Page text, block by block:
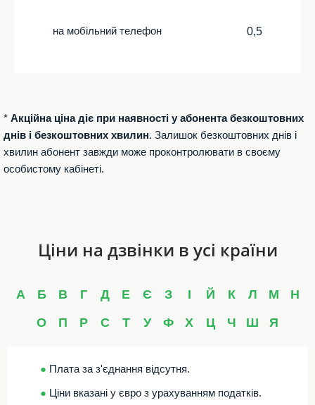
на мобільний телефон 0,5
* Акційна ціна діє при наявності у абонента безкоштовних
днів і безкоштовних хвилин. Залишок безкоштовних днів і
хвилин абонент завжди може проконтролювати в своєму
особистому кабінеті.
Ціни на дзвінки в усі країни
А Б В Г Д Е Є З І Й К Л М
Н
О
П Р С Т У Ф Х Ц Ч Ш Я
● Плата за з'єднання відсутня.
● Ціни вказані у євро з урахуванням податків.